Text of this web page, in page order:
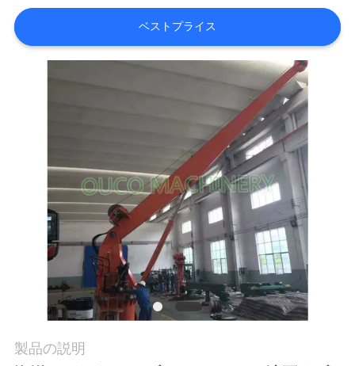
し
た
ベストプライス
製品の説明